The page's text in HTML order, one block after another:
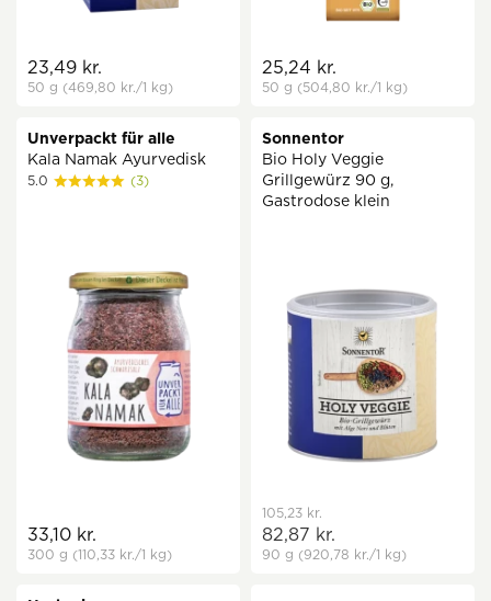
23,49 kr.
50 g (469,80 kr./1 kg)
25,24 kr.
50 g (504,80 kr./1 kg)
Unverpackt für alle
Kala Namak Ayurvedisk
5.0 (3)
33,10 kr.
300 g (110,33 kr./1 kg)
Sonnentor
Bio Holy Veggie
Grillgewürz 90 g,
Gastrodose klein
105,23 kr.
82,87 kr.
90 g (920,78 kr./1 kg)